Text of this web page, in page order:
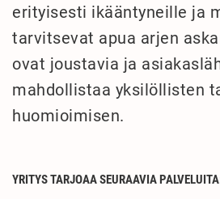
erityisesti ikääntyneille ja
tarvitsevat apua arjen
ovat joustavia ja
mahdollistaa yksilöllisten
huomioimisen.
YRITYS TARJOAA SEURAAVIA